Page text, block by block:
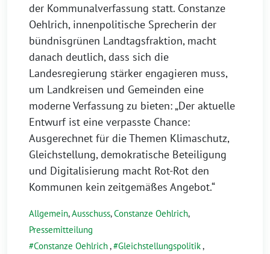
der Kommunalverfassung statt. Constanze
Oehlrich, innenpolitische Sprecherin der
bündnisgrünen Landtagsfraktion, macht
danach deutlich, dass sich die
Landesregierung stärker engagieren muss,
um Landkreisen und Gemeinden eine
moderne Verfassung zu bieten: „Der aktuelle
Entwurf ist eine verpasste Chance:
Ausgerechnet für die Themen Klimaschutz,
Gleichstellung, demokratische Beteiligung
und Digitalisierung macht Rot-Rot den
Kommunen kein zeitgemäßes Angebot.“
Allgemein,Ausschuss,Constanze Oehlrich,
Pressemitteilung
Constanze Oehlrich, Gleichstellungspolitik,